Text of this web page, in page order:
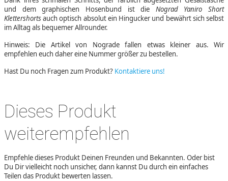
und dem graphischen Hosenbund ist die Nograd Yaniro Short
Klettershortsauch optisch absolut ein Hingucker und bewährt sich selbst
im Alltag als bequemer Allrounder.
Hinweis: Die Artikel von Nograde fallen etwas kleiner aus. Wir
empfehlen euch daher eine Nummer größer zu bestellen.
Hast Du noch Fragen zum Produkt? Kontaktiere uns!
Dieses Produkt
weiterempfehlen
Empfehle dieses Produkt Deinen Freunden und Bekannten. Oder bist
Du Dir vielleicht noch unsicher, dann kannst Du durch ein einfaches
Teilen das Produkt bewerten lassen.